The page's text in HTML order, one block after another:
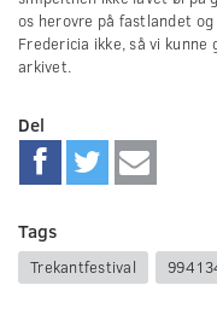
os herovre på fastlandet
Fredericia ikke, så vi
arkivet.
Del
Tags
Trekantfestival